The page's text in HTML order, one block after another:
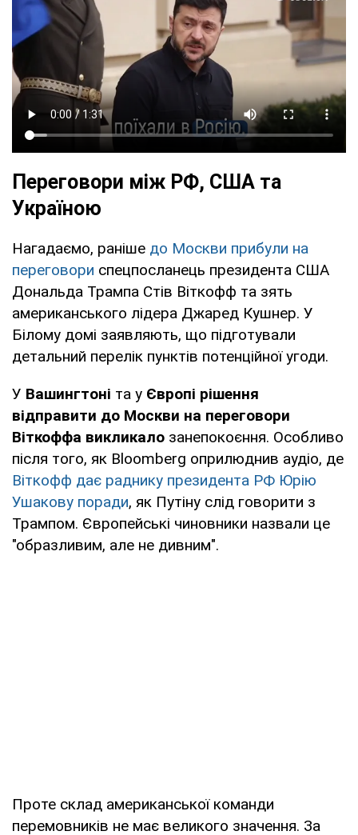
Переговори між РФ, США та
Україною
Нагадаємо, раніше до Москви прибули на
переговори спецпосланець президента США
Дональда Трампа Стів Віткофф та зять
американського лідера Джаред Кушнер. У
Білому домі заявляють, що підготували
детальний перелік пунктів потенційної угоди.
У Вашингтоні та у Європі рішення
відправити до Москви на переговори
Віткоффа викликало занепокоєння. Особливо
після того, як Bloomberg оприлюднив аудіо, де
Віткофф дає раднику президента РФ Юрію
Ушакову поради, як Путіну слід говорити з
Трампом. Європейські чиновники назвали це
"образливим, але не дивним".
Проте склад американської команди
перемовників не має великого значення. За